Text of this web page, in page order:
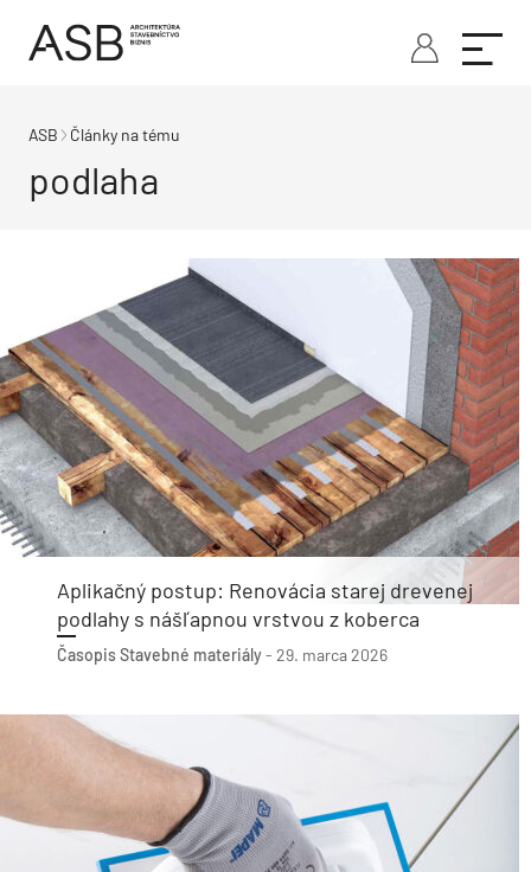
ASB Články na tému
podlaha
Aplikačný postup: Renovácia starej drevenej
podlahy s nášľapnou vrstvou z koberca
Časopis Stavebné materiály- 29. marca 2026